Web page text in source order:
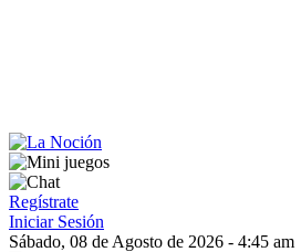
Regístrate
Iniciar Sesión
Sábado, 08 de Agosto de 2026 - 4:45 am